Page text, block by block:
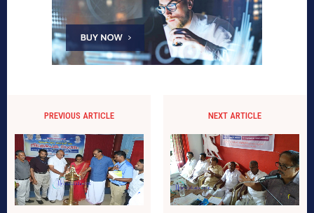
PREVIOUS ARTICLE NEXT ARTICLE